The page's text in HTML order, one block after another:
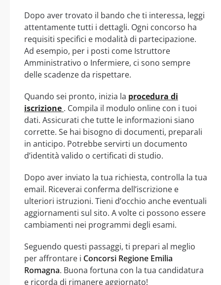
Dopo aver trovato il bando che ti interessa, leggi
attentamente tutti i dettagli. Ogni concorso ha
requisiti specifici e modalità di partecipazione.
Ad esempio, per i posti come Istruttore
Amministrativo o Infermiere, ci sono sempre
delle scadenze da rispettare.
Quando sei pronto, inizia la procedura di
iscrizione . Compila il modulo online con i tuoi
dati. Assicurati che tutte le informazioni siano
corrette. Se hai bisogno di documenti, preparali
in anticipo. Potrebbe servirti un documento
d’identità valido o certificati di studio.
Dopo aver inviato la tua richiesta, controlla la tua
email. Riceverai conferma dell’iscrizione e
ulteriori istruzioni. Tieni d’occhio anche eventuali
aggiornamenti sul sito. A volte ci possono essere
cambiamenti nei programmi degli esami.
Seguendo questi passaggi, ti prepari al meglio
per affrontare i Concorsi Regione Emilia
Romagna. Buona fortuna con la tua candidatura
e ricorda di rimanere aggiornato!